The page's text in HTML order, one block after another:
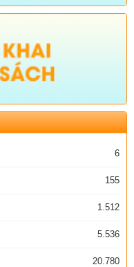
6
155
1.512
5.536
20.780